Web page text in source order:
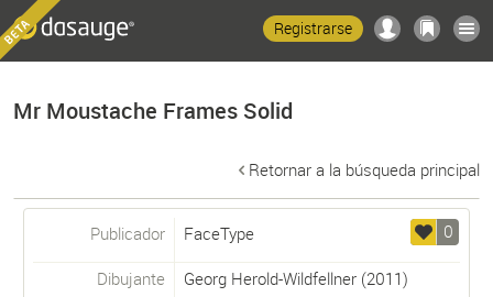
Registrarse
Mr Moustache Frames Solid
Retornar a la búsqueda principal
0
Publicador FaceType
Dibujante Georg Herold-Wildfellner(2011)